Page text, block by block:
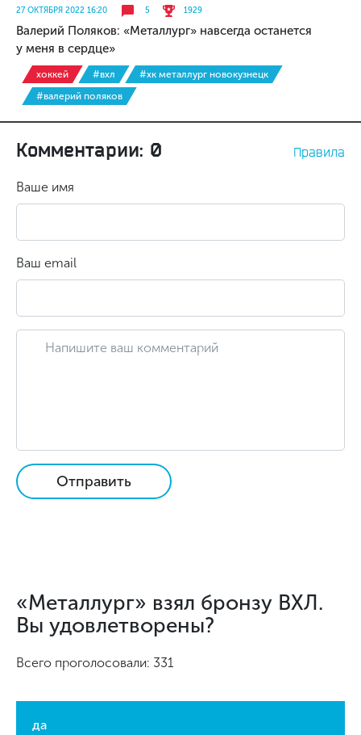
27 ОКТЯБРЯ 2022 16:20 5 1929
Валерий Поляков: «Металлург» навсегда останется
у меня в сердце»
хоккей #вхл
#хк металлург новокузнецк
#валерий поляков
Комментарии: 0 Правила
Ваше имя
Ваш email
Отправить
«Металлург» взял бронзу ВХЛ.
Вы удовлетворены?
Всего проголосовали: 331
да